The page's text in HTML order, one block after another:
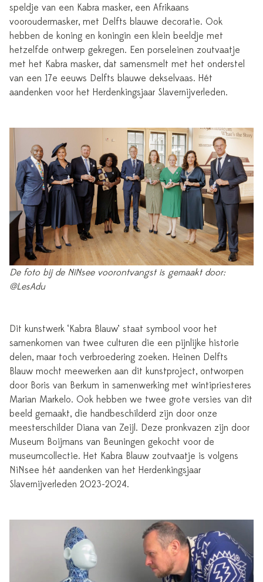
speldje van een Kabra masker, een Afrikaans
vooroudermasker, met Delfts blauwe decoratie. Ook
hebben de koning en koningin een klein beeldje met
hetzelfde ontwerp gekregen. Een porseleinen zoutvaatje
met het Kabra masker, dat samensmelt met het onderstel
van een 17e eeuws Delfts blauwe dekselvaas. Hét
aandenken voor het Herdenkingsjaar Slavernijverleden.
De foto bij de NiNsee voorontvangst is gemaakt door:
@LesAdu
Dit kunstwerk ‘Kabra Blauw’ staat symbool voor het
samenkomen van twee culturen die een pijnlijke historie
delen, maar toch verbroedering zoeken. Heinen Delfts
Blauw mocht meewerken aan dit kunstproject, ontworpen
door Boris van Berkum in samenwerking met wintipriesteres
Marian Markelo. Ook hebben we twee grote versies van dit
beeld gemaakt, die handbeschilderd zijn door onze
meesterschilder Diana van Zeijl. Deze pronkvazen zijn door
Museum Boijmans van Beuningen gekocht voor de
museumcollectie. Het Kabra Blauw zoutvaatje is volgens
NiNsee hét aandenken van het Herdenkingsjaar
Slavernijverleden 2023-2024.